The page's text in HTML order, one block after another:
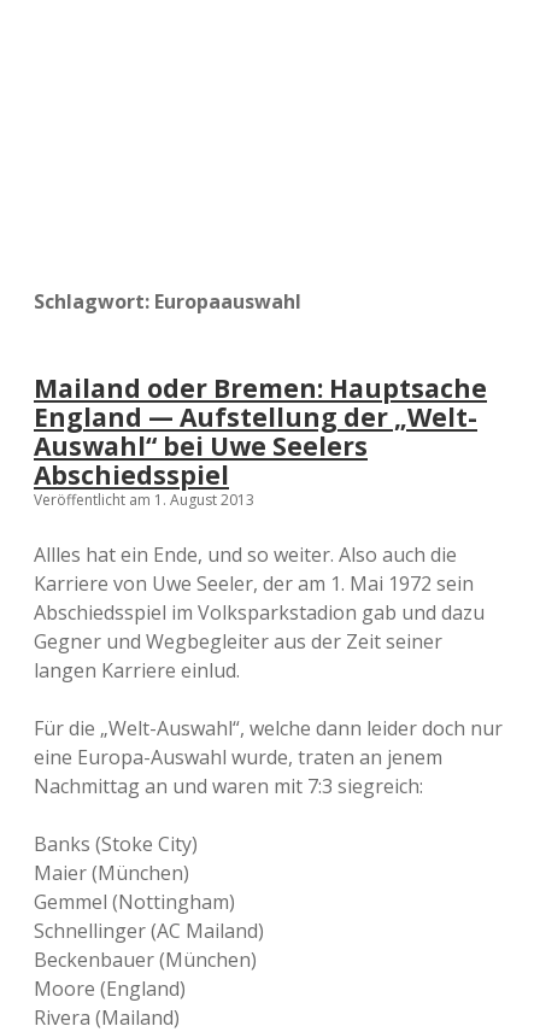
Schlagwort: Europaauswahl
Mailand oder Bremen: Hauptsache
England — Aufstellung der „Welt-
Auswahl“ bei Uwe Seelers
Abschiedsspiel
Veröffentlicht am 1. August 2013
Allles hat ein Ende, und so weiter. Also auch die
Karriere von Uwe Seeler, der am 1. Mai 1972 sein
Abschiedsspiel im Volksparkstadion gab und dazu
Gegner und Wegbegleiter aus der Zeit seiner
langen Karriere einlud.
Für die „Welt-Auswahl“, welche dann leider doch nur
eine Europa-Auswahl wurde, traten an jenem
Nachmittag an und waren mit 7:3 siegreich:
Banks (Stoke City)
Maier (München)
Gemmel (Nottingham)
Schnellinger (AC Mailand)
Beckenbauer (München)
Moore (England)
Rivera (Mailand)